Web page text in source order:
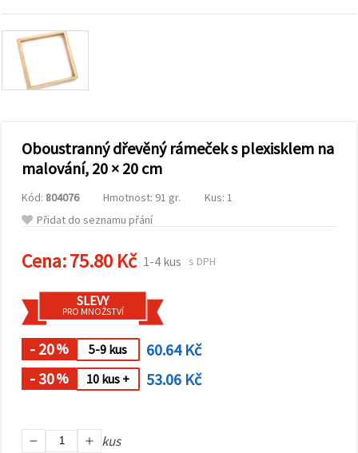
zobrazovali
obsah a
reklamu, a
to i s
pomocí
našich
marketing.
souhlasit s
všech
cookies
kliknutím
vše!" Nebo
uvést své
preference v
Nastavení
výběrem
daného
cookies a
kliknutím
na tlačítko
Přijmout
Oboustranný dřevěný rámeček s plexisklem na
malování, 20 × 20 cm
Kód: 804076 Hmotnost: 91 gr.
Kus: 1
Přidat do seznamu přání
Cena:75.80 Kč 1-4 kus s DPH
SLEVY
PRO MNOŽSTVÍ
- 20% 5-9 kus
60.64 Kč
- 30% 10 kus + 53.06 Kč
kus